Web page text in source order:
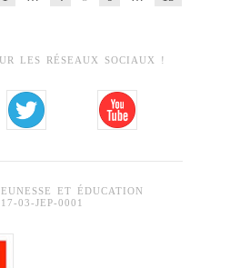
LES RÉSEAUX SOCIAUX !
ET ÉDUCATION
03-JEP-0001